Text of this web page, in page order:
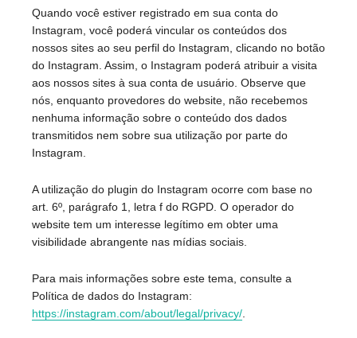
Quando você estiver registrado em sua conta do
Instagram, você poderá vincular os conteúdos dos
nossos sites ao seu perfil do Instagram, clicando no botão
do Instagram. Assim, o Instagram poderá atribuir a visita
aos nossos sites à sua conta de usuário. Observe que
nós, enquanto provedores do website, não recebemos
nenhuma informação sobre o conteúdo dos dados
transmitidos nem sobre sua utilização por parte do
Instagram.
A utilização do plugin do Instagram ocorre com base no
art. 6º, parágrafo 1, letra f do RGPD. O operador do
website tem um interesse legítimo em obter uma
visibilidade abrangente nas mídias sociais.
Para mais informações sobre este tema, consulte a
Política de dados do Instagram:
https://instagram.com/about/legal/privacy/.